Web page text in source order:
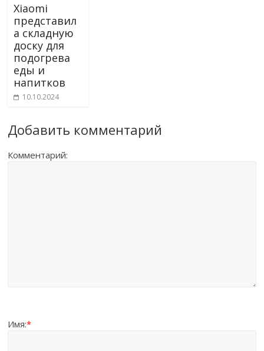
Xiaomi
представил
а складную
доску для
подогрева
еды и
напитков
10.10.2024
Добавить комментарий
Комментарий:
Имя:*